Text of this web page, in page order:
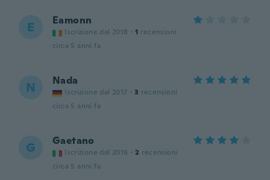
E Eamonn
Iscrizione dal 2018 · 1 recensioni
circa 5 anni fa
N Nada
Iscrizione dal 2017 · 3 recensioni
circa 5 anni fa
G Gaetano
Iscrizione dal 2016 · 2 recensioni
circa 5 anni fa